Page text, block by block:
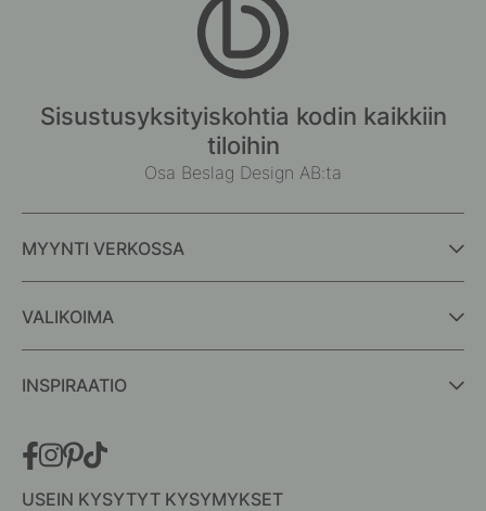
Sisustusyksityiskohtia kodin kaikkiin
tiloihin
Osa Beslag Design AB:ta
MYYNTI VERKOSSA
VALIKOIMA
INSPIRAATIO
USEIN KYSYTYT KYSYMYKSET